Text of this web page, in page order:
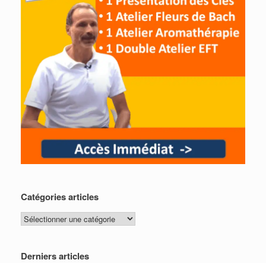
Catégories articles
Catégories
articles
Derniers articles